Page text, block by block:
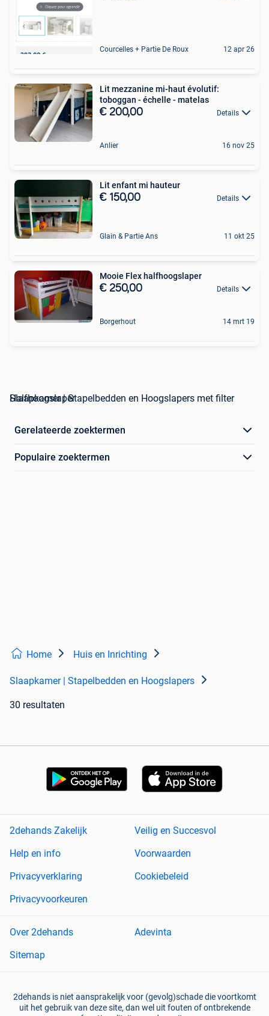
Courcelles + Partie De Roux 12 apr 26
Lit mezzanine mi-haut évolutif:
toboggan - échelle - matelas
€ 200,00 Details
Anlier 16 nov 25
Lit enfant mi hauteur
€ 150,00 Details
Glain & Partie Ans 11 okt 25
Mooie Flex halfhoogslaper
€ 250,00 Details
Borgerhout 14 mrt 19
Slaapkamer | Stapelbedden en Hoogslapers met filter Halfhoogslaper
Gerelateerde zoektermen
Populaire zoektermen
Home Huis en Inrichting
Slaapkamer | Stapelbedden en Hoogslapers
30 resultaten
2dehands Zakelijk
Veilig en Succesvol
Help en info
Voorwaarden
Privacyverklaring
Cookiebeleid
Privacyvoorkeuren
Over 2dehands
Adevinta
Sitemap
2dehands is niet aansprakelijk voor (gevolg)schade die voortkomt
uit het gebruik van deze site, dan wel uit fouten of ontbrekende